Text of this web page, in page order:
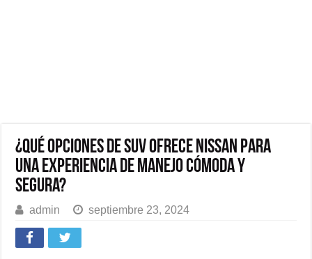
¿Qué opciones de SUV ofrece Nissan para
una experiencia de manejo cómoda y
segura?
admin septiembre 23, 2024